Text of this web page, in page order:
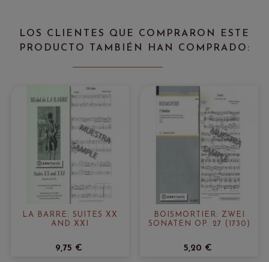
LOS CLIENTES QUE COMPRARON ESTE
PRODUCTO TAMBIÉN HAN COMPRADO:
LA BARRE: SUITES XX
AND XXI
9,75 €
BOISMORTIER: ZWEI
SONATEN OP. 27 (1730)
5,20 €